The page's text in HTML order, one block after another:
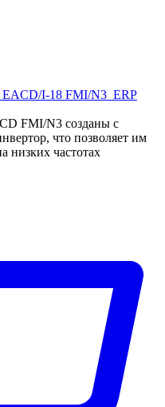
I-18 FMI/N3_ERP
FMI/N3 созданы с
что позволяет им
низких частотах